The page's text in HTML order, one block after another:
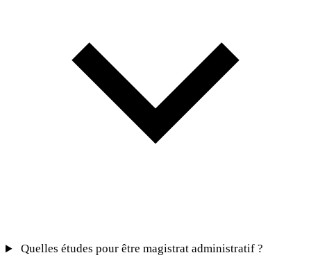
Quelles études pour être magistrat administratif ?